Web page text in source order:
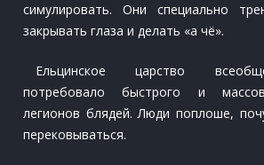
симулировать. Они специально
закрывать глаза и делать «а чё».
Ельцинское царство
потребовало быстрого и
легионов блядей. Люди поплоше,
перековываться.